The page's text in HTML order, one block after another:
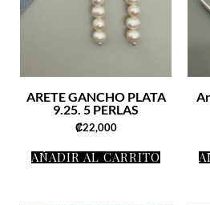
ARETE GANCHO PLATA
9.25. 5 PERLAS
₡22,000
AÑADIR AL CARRITO